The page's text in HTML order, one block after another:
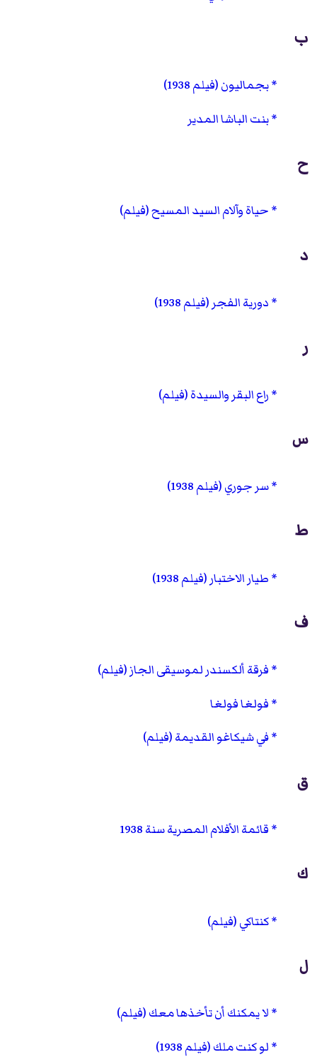
ب
بجماليون (فيلم 1938)
بنت الباشا المدير
ح
حياة وآلام السيد المسيح (فيلم)
د
دورية الفجر (فيلم 1938)
ر
راع البقر والسيدة (فيلم)
س
سر جوري (فيلم 1938)
ط
طيار الاختبار (فيلم 1938)
ف
فرقة ألكسندر لموسيقى الجاز (فيلم)
فولغا فولغا
في شيكاغو القديمة (فيلم)
ق
قائمة الأفلام المصرية سنة 1938
ك
كنتاكي (فيلم)
ل
لا يمكنك أن تأخذها معك (فيلم)
لو كنت ملك (فيلم 1938)